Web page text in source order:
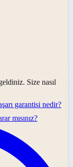
Size nasıl
garantisi nedir?
mısınız?